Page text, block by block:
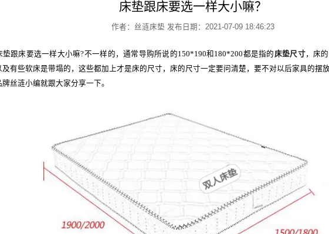
丝涟童趣系列 青少年系列
床垫跟床要选一样大小嘛？
作者：丝涟床垫 发布日期：2021-07-09 18:46:23
床要选一样大小嘛?不一样的，通常导购所说的150*190和180*200都是指的床垫尺寸，床
及有些软床是带塌的，这些都加上才是床的尺寸，床的尺寸一定要问清楚，要不对以后家具的摆
牌丝涟小编就跟大家分享一下。